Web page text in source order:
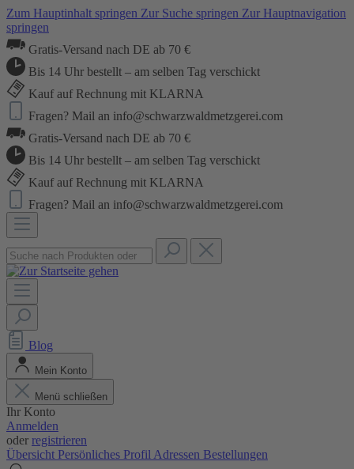
Zum Hauptinhalt springen Zur Suche springen Zur Hauptnavigation
springen
Gratis-Versand nach DE ab 70 €
Bis 14 Uhr bestellt – am selben Tag verschickt
Kauf auf Rechnung mit KLARNA
Fragen? Mail an info@schwarzwaldmetzgerei.com
Gratis-Versand nach DE ab 70 €
Bis 14 Uhr bestellt – am selben Tag verschickt
Kauf auf Rechnung mit KLARNA
Fragen? Mail an info@schwarzwaldmetzgerei.com
Blog
Mein Konto
Menü schließen
Ihr Konto
Anmelden
oder registrieren
Übersicht Persönliches Profil Adressen Bestellungen